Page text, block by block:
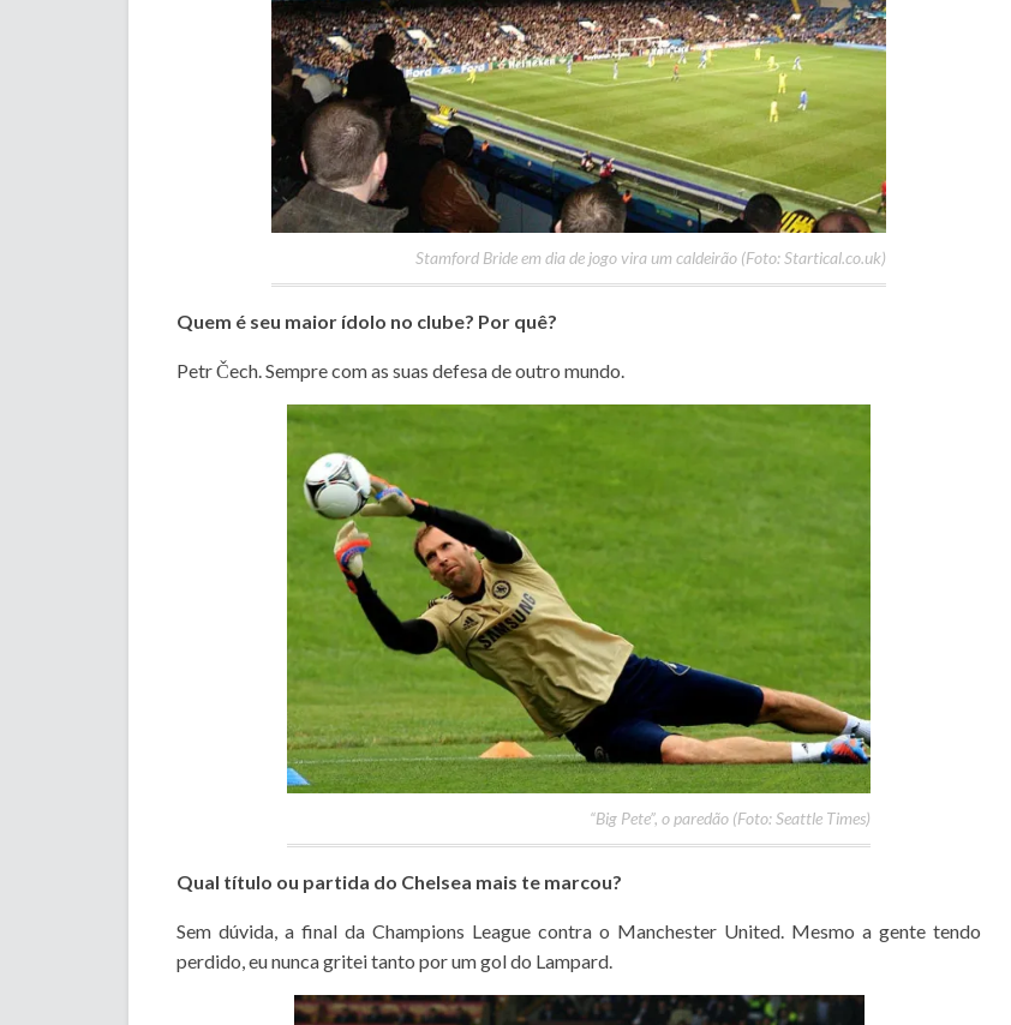
Stamford Bride em dia de jogo vira um caldeirão (Foto: Startical.co.uk)
Quem é seu maior ídolo no clube? Por quê?
Petr Čech. Sempre com as suas defesa de outro mundo.
“Big Pete”, o paredão (Foto: Seattle Times)
Qual título ou partida do Chelsea mais te marcou?
Sem dúvida, a final da Champions League contra o Manchester United. Mesmo a gente tendo
perdido, eu nunca gritei tanto por um gol do Lampard.